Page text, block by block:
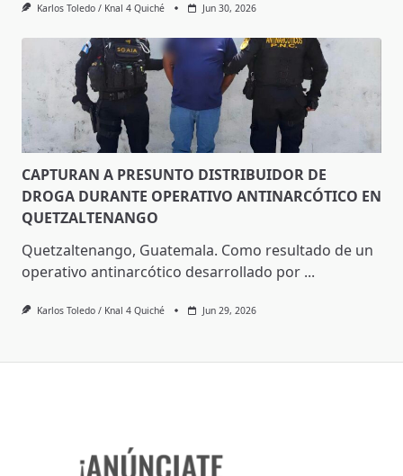
Karlos Toledo / Knal 4 Quiché Jun 30, 2026
CAPTURAN A PRESUNTO DISTRIBUIDOR DE
DROGA DURANTE OPERATIVO ANTINARCÓTICO EN
QUETZALTENANGO
Quetzaltenango, Guatemala. Como resultado de un
operativo antinarcótico desarrollado por ...
Karlos Toledo / Knal 4 Quiché Jun 29, 2026